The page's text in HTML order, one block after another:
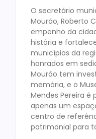
O secretário
Mourão, Roberto
empenho da
história e
municípios da
honrados em
Mourão tem
memória, e o
Mendes Pereira é
apenas um
centro de
patrimonial para